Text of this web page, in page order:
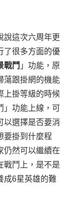
說這次六周年更
了很多方面的優
戰鬥 」功能， 原
蕩跟掛網的機能
上掛等級的時候
」功能上線，可
以選擇是否要消
要掛到什麼程
仍然可以繼續在
鬥上， 是不是
成6星英雄的難